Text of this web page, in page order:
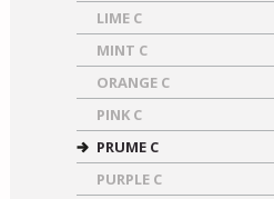
LIME C
MINT C
ORANGE C
PINK C
PRUME C
PURPLE C